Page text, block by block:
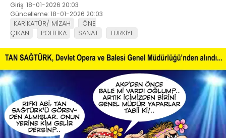
Giriş: 18-01-2026 20:03
Güncelleme: 18-01-2026 20:03
KARİKATÜR/ MİZAH
ÖNE
ÇIKAN
POLİTİKA SANAT TÜRKİYE